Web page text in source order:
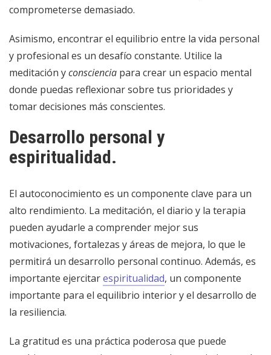
comprometerse demasiado.
Asimismo, encontrar el equilibrio entre la vida personal
y profesional es un desafío constante. Utilice la
meditación yconsciencia para crear un espacio mental
donde puedas reflexionar sobre tus prioridades y
tomar decisiones más conscientes.
Desarrollo personal y
espiritualidad.
El autoconocimiento es un componente clave para un
alto rendimiento. La meditación, el diario y la terapia
pueden ayudarle a comprender mejor sus
motivaciones, fortalezas y áreas de mejora, lo que le
permitirá un desarrollo personal continuo. Además, es
importante ejercitarespiritualidad, un componente
importante para el equilibrio interior y el desarrollo de
la resiliencia.
La gratitud es una práctica poderosa que puede